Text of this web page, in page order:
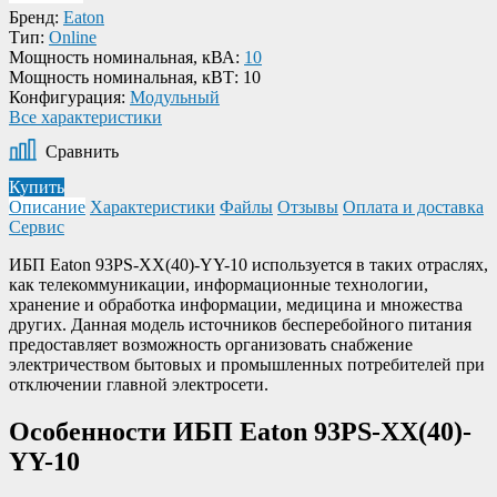
Бренд: Eaton
Тип: Online
Мощность номинальная, кВА: 10
Мощность номинальная, кВТ: 10
Конфигурация: Модульный
Все характеристики
Сравнить
Купить
Описание Характеристики Файлы Отзывы Оплата и доставка
Сервис
ИБП Eaton 93PS-XX(40)-YY-10 используется в таких отраслях,
как телекоммуникации, информационные технологии,
хранение и обработка информации, медицина и множества
других. Данная модель источников бесперебойного питания
предоставляет возможность организовать снабжение
электричеством бытовых и промышленных потребителей при
отключении главной электросети.
Особенности ИБП Eaton 93PS-XX(40)-
YY-10